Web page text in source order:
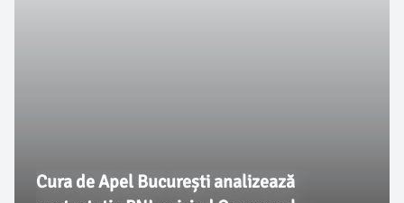
Cura de Apel București analizează